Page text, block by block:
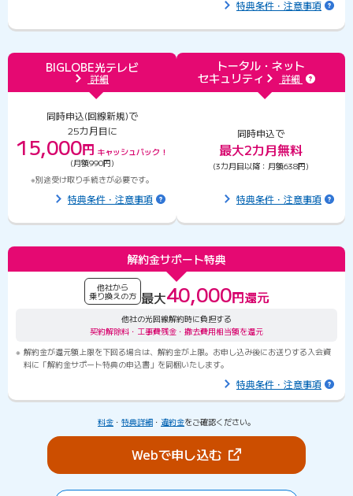
特典条件・注意事項
BIGLOBE光テレビ
詳細
同時申込(回線新規)で
25カ月目に
15,000円 キャッシュバック！
(月額990円)
※別途受け取り手続きが必要です。
特典条件・注意事項
トータル・ネット
セキュリティ
詳細
同時申込で
最大2カ月無料
(3カ月目以降：月額638円)
特典条件・注意事項
解約金サポート特典
他社から
乗り換えの方 最大40,000円還元
他社の光回線解約時に負担する
契約解除料・工事費残金・撤去費用相当額を還元
解約金が還元額上限を下回る場合は、解約金が上限。お申し込み後にお送りする入会資
料に「解約金サポート特典の申込書」を同梱いたします。
特典条件・注意事項
料金 ・ 特典詳細 ・ 違約金をご確認ください。
Webで申し込む（新しいタブで開きま